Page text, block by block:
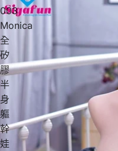
003
Monica
全
矽
膠
半
身
軀
幹
娃